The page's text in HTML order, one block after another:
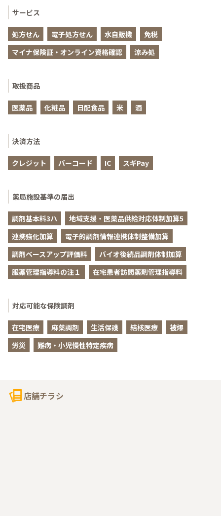
サービス
処方せん 電子処方せん 水自販機
免税
マイナ保険証・オンライン資格確認
涼み処
取扱商品
医薬品 化粧品 日配食品 米 酒
決済方法
クレジット バーコード IC スギPay
薬局施設基準の届出
調剤基本料3ハ
地域支援・医薬品供給対応体制加算5
連携強化加算
電子的調剤情報連携体制整備加算
調剤ベースアップ評価料
バイオ後続品調剤体制加算
服薬管理指導料の注１
在宅患者訪問薬剤管理指導料
対応可能な保険調剤
在宅医療 麻薬調剤 生活保護 結核医療
被爆
労災
難病・小児慢性特定疾病
店舗チラシ